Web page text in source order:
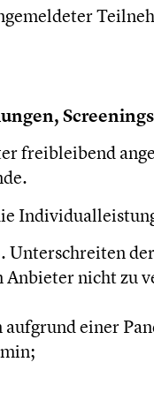
Screenings
freibleibend
Unterschreiten
Anbieter nicht
einer